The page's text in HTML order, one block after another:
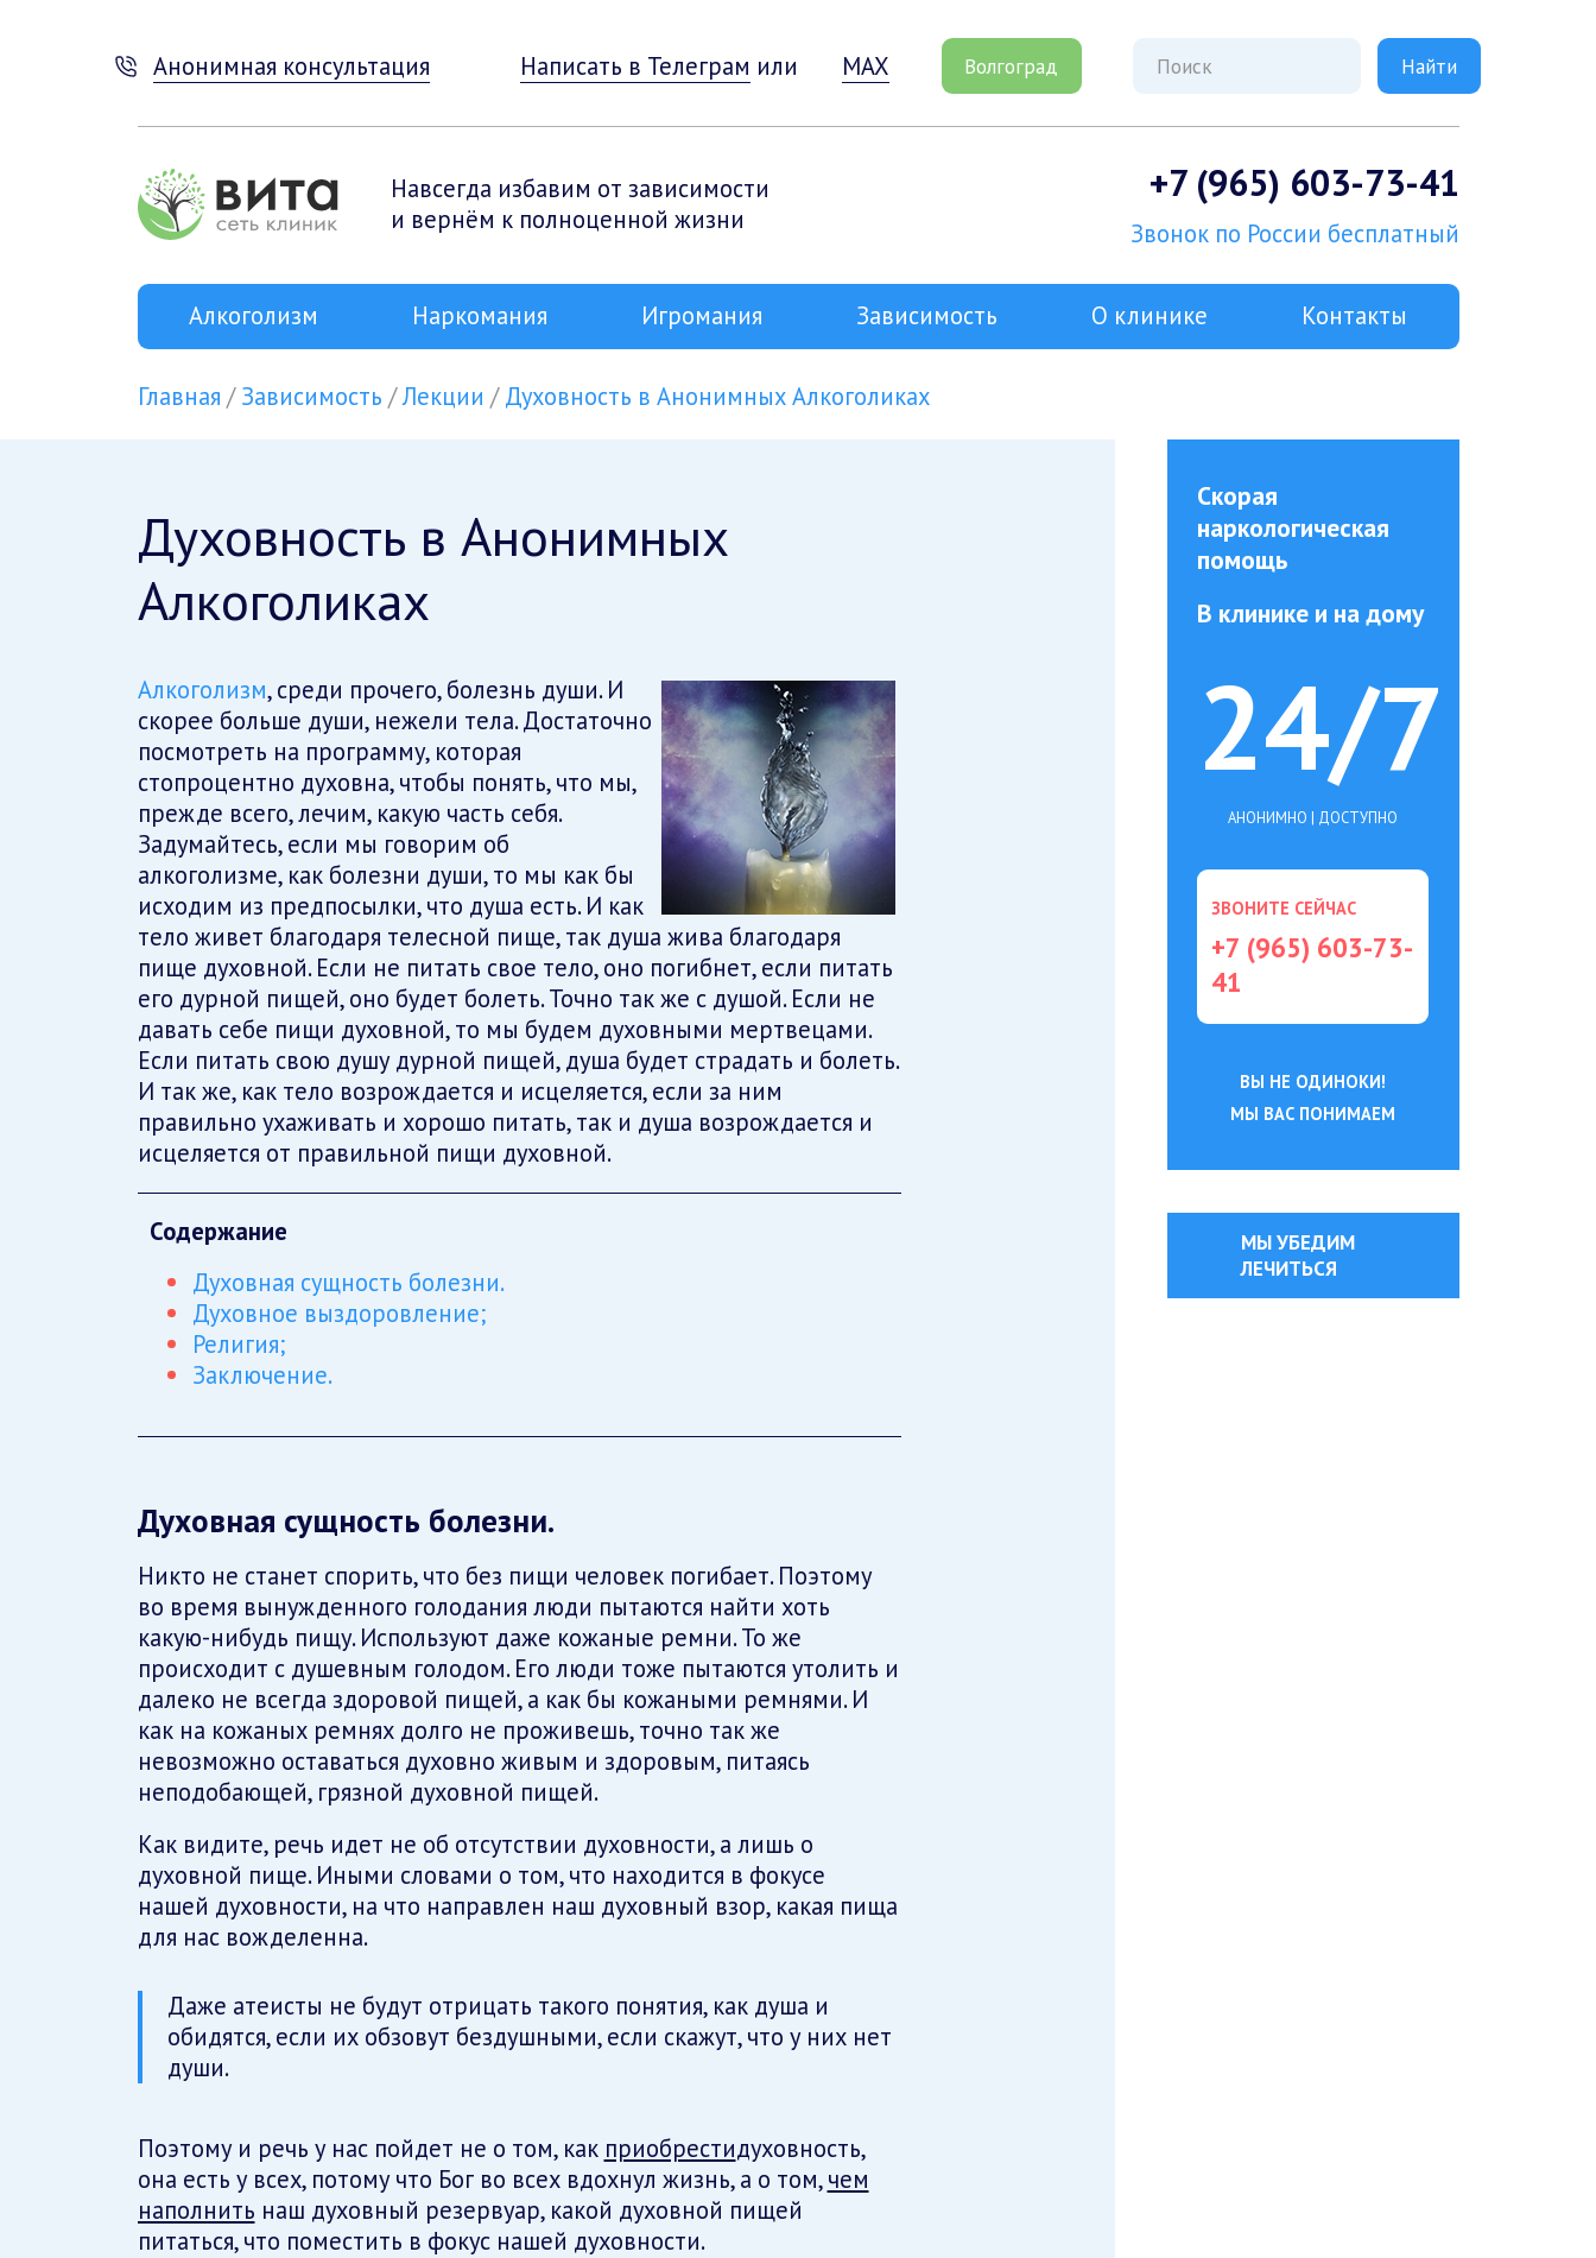
Анонимная консультация Написать в Телеграм или MAX Волгоград
Навсегда избавим от зависимости
и вернём к полноценной жизни
+7 (965) 603-73-41
Звонок по России бесплатный
Алкоголизм Наркомания Игромания Зависимость О клинике Контакты
Главная Зависимость Лекции Духовность в Анонимных Алкоголиках
Духовность в Анонимных
Алкоголиках
Алкоголизм, среди прочего, болезнь души. И
скорее больше души, нежели тела. Достаточно
посмотреть на программу, которая
стопроцентно духовна, чтобы понять, что мы,
прежде всего, лечим, какую часть себя.
Задумайтесь, если мы говорим об
алкоголизме, как болезни души, то мы как бы
исходим из предпосылки, что душа есть. И как
тело живет благодаря телесной пище, так душа жива благодаря
пище духовной. Если не питать свое тело, оно погибнет, если питать
его дурной пищей, оно будет болеть. Точно так же с душой. Если не
давать себе пищи духовной, то мы будем духовными мертвецами.
Если питать свою душу дурной пищей, душа будет страдать и болеть.
И так же, как тело возрождается и исцеляется, если за ним
правильно ухаживать и хорошо питать, так и душа возрождается и
исцеляется от правильной пищи духовной.
Содержание
Духовная сущность болезни.
Духовное выздоровление;
Религия;
Заключение.
Духовная сущность болезни.
Никто не станет спорить, что без пищи человек погибает. Поэтому
во время вынужденного голодания люди пытаются найти хоть
какую-нибудь пищу. Используют даже кожаные ремни. То же
происходит с душевным голодом. Его люди тоже пытаются утолить и
далеко не всегда здоровой пищей, а как бы кожаными ремнями. И
как на кожаных ремнях долго не проживешь, точно так же
невозможно оставаться духовно живым и здоровым, питаясь
неподобающей, грязной духовной пищей.
Как видите, речь идет не об отсутствии духовности, а лишь о
духовной пище. Иными словами о том, что находится в фокусе
нашей духовности, на что направлен наш духовный взор, какая пища
для нас вожделенна.
Даже атеисты не будут отрицать такого понятия, как душа и
обидятся, если их обзовут бездушными, если скажут, что у них нет
души.
Поэтому и речь у нас пойдет не о том, как приобрестидуховность,
она есть у всех, потому что Бог во всех вдохнул жизнь, а о том,чем
наполнить наш духовный резервуар, какой духовной пищей
питаться, что поместить в фокус нашей духовности.
Скорая
наркологическая
помощь
В клинике и на дому
24/7
АНОНИМНО | ДОСТУПНО
ЗВОНИТЕ СЕЙЧАС
+7 (965) 603-73-
41
ВЫ НЕ ОДИНОКИ!
МЫ ВАС ПОНИМАЕМ
МЫ УБЕДИМ
ЛЕЧИТЬСЯ